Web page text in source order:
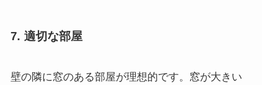
7. 適切な部屋
壁の隣に窓のある部屋が理想的です。窓が大きい